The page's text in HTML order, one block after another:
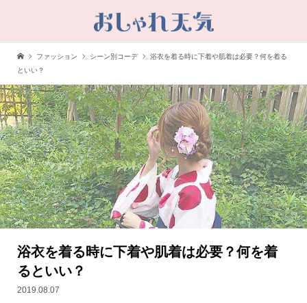
ファッション シーン別コーデ
浴衣を着る時に下着や肌着は必要？何を着る
といい？
浴衣を着る時に下着や肌着は必要？何を着
るといい？
2019.08.07